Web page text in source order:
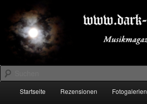
primären
Inhalt
springen
sekundären
Inhalt
springenDARK-FESTIVALS.DE
Suchen
Startseite Rezensionen Fotogalerien